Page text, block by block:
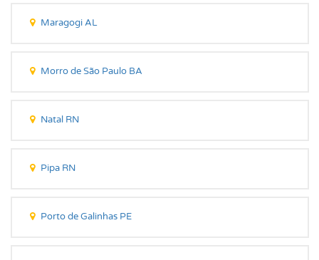
Maragogi AL
Morro de São Paulo BA
Natal RN
Pipa RN
Porto de Galinhas PE